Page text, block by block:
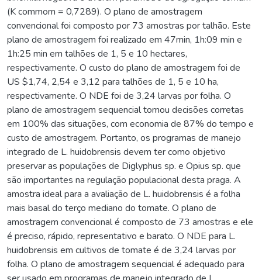
(K commom = 0,7289). O plano de amostragem
convencional foi composto por 73 amostras por talhão. Este
plano de amostragem foi realizado em 47min, 1h:09 min e
1h:25 min em talhões de 1, 5 e 10 hectares,
respectivamente. O custo do plano de amostragem foi de
US $1,74, 2,54 e 3,12 para talhões de 1, 5 e 10 ha,
respectivamente. O NDE foi de 3,24 larvas por folha. O
plano de amostragem sequencial tomou decisões corretas
em 100% das situações, com economia de 87% do tempo e
custo de amostragem. Portanto, os programas de manejo
integrado de L. huidobrensis devem ter como objetivo
preservar as populações de Diglyphus sp. e Opius sp. que
são importantes na regulação populacional desta praga. A
amostra ideal para a avaliação de L. huidobrensis é a folha
mais basal do terço mediano do tomate. O plano de
amostragem convencional é composto de 73 amostras e ele
é preciso, rápido, representativo e barato. O NDE para L.
huidobrensis em cultivos de tomate é de 3,24 larvas por
folha. O plano de amostragem sequencial é adequado para